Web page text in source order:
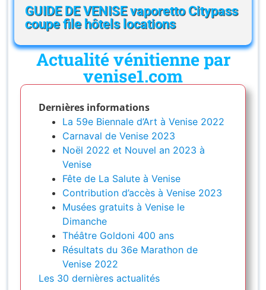
GUIDE DE VENISE vaporetto Citypass
coupe file hôtels locations
Actualité vénitienne par
venise1.com
Dernières informations
La 59e Biennale d’Art à Venise 2022
Carnaval de Venise 2023
Noël 2022 et Nouvel an 2023 à
Venise
Fête de La Salute à Venise
Contribution d’accès à Venise 2023
Musées gratuits à Venise le
Dimanche
Théâtre Goldoni 400 ans
Résultats du 36e Marathon de
Venise 2022
Les 30 dernières actualités